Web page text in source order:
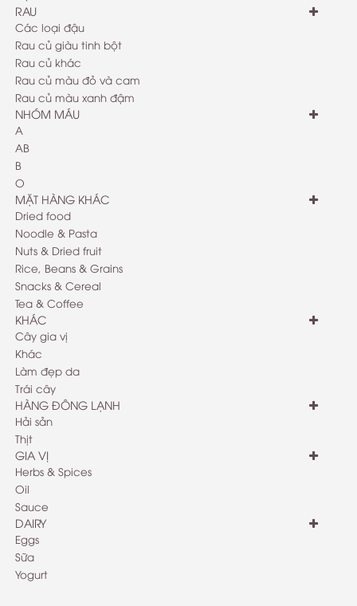
RAU
Các loại đậu
Rau củ giàu tinh bột
Rau củ khác
Rau củ màu đỏ và cam
Rau củ màu xanh đậm
NHÓM MÁU
A
AB
B
O
MẶT HÀNG KHÁC
Dried food
Noodle & Pasta
Nuts & Dried fruit
Rice, Beans & Grains
Snacks & Cereal
Tea & Coffee
KHÁC
Cây gia vị
Khác
Làm đẹp da
Trái cây
HÀNG ĐÔNG LẠNH
Hải sản
Thịt
GIA VỊ
Herbs & Spices
Oil
Sauce
DAIRY
Eggs
Sữa
Yogurt